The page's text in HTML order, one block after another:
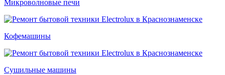
Микроволновые печи
Кофемашины
Сушильные машины